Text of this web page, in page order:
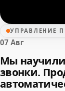
УПРАВЛЕНИЕ
07 Авг
Мы
звонки.